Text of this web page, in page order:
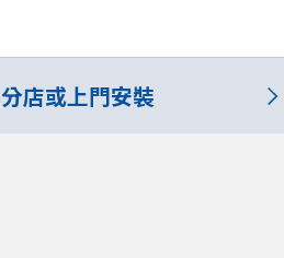
分店或上門安裝